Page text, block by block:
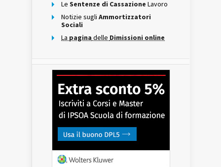
Le Sentenze di Cassazione Lavoro
Notizie sugli Ammortizzatori
Sociali
La pagina delle Dimissioni online